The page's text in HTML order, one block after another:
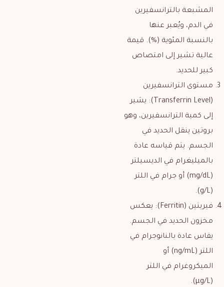
المشبعة بالترانسفيرين
في الدم، ويُعبر عنها
بالنسبة المئوية (%). قيمة
عالية تشير إلى امتصاص
كبير للحديد.
مستوى الترانسفيرين
(Transferrin Level): يشير
إلى كمية الترانسفيرين، وهو
بروتين ينقل الحديد في
الجسم. يتم قياسه عادة
بالميليغرام في الديسيلتر
(mg/dL) أو جرام في اللتر
(g/L).
فيريتين (Ferritin): يعكس
مخزون الحديد في الجسم.
يقاس عادة بالنانوجرام في
اللتر (ng/mL) أو
الميكروغرام في اللتر
(µg/L).